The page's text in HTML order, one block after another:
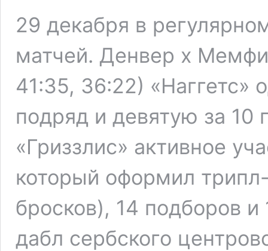
29 декабря в
матчей. Денвер x
41:35, 36:22)
подряд и девятую за 10
«Гриззлис» активное
который оформил
бросков), 14 подборов
дабл сербского